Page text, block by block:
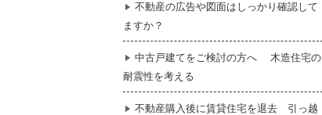
不動産の広告や図面はしっかり確認して
ますか？
中古戸建てをご検討の方へ 木造住宅の
耐震性を考える
不動産購入後に賃貸住宅を退去 引っ越